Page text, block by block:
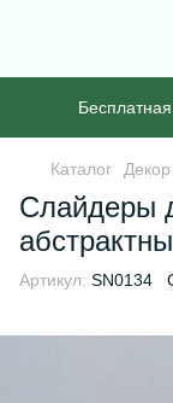
Каталог
Слайдеры
Артикул: SN0134